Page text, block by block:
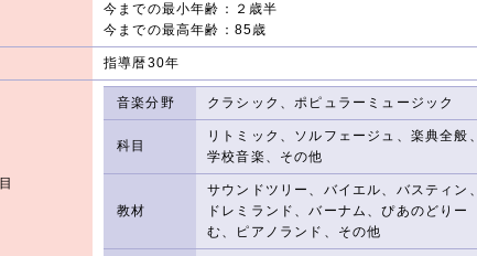
今までの最小年齢：２歳半
今までの最高年齢：85歳
指導暦30年
音楽分野 クラシック、ポピュラーミュージック
科目
リトミック、ソルフェージュ、楽典全般、
学校音楽、その他
教材
サウンドツリー、バイエル、バスティン、
ドレミランド、バーナム、ぴあのどりー
む、ピアノランド、その他